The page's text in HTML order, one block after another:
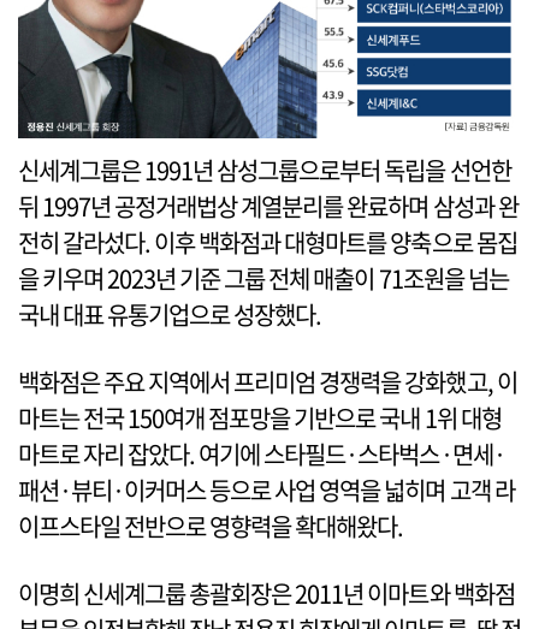
신세계그룹은 1991년 삼성그룹으로부터 독립을 선언한
뒤 1997년 공정거래법상 계열분리를 완료하며 삼성과 완
전히 갈라섰다. 이후 백화점과 대형마트를 양축으로 몸집
을 키우며 2023년 기준 그룹 전체 매출이 71조원을 넘는
국내 대표 유통기업으로 성장했다.
백화점은 주요 지역에서 프리미엄 경쟁력을 강화했고, 이
마트는 전국 150여개 점포망을 기반으로 국내 1위 대형
마트로 자리 잡았다. 여기에 스타필드·스타벅스·면세·
패션·뷰티·이커머스 등으로 사업 영역을 넓히며 고객 라
이프스타일 전반으로 영향력을 확대해왔다.
이명희 신세계그룹 총괄회장은 2011년 이마트와 백화점